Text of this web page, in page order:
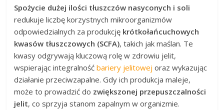
Spożycie dużej ilości tłuszczów nasyconych i soli
redukuje liczbę korzystnych mikroorganizmów
odpowiedzialnych za produkcję krótkołańcuchowych
kwasów tłuszczowych (SCFA), takich jak maślan. Te
kwasy odgrywają kluczową rolę w zdrowiu jelit,
wspierając integralnośćbariery jelitowej oraz wykazując
działanie przeciwzapalne. Gdy ich produkcja maleje,
może to prowadzić do zwiększonej przepuszczalności
jelit, co sprzyja stanom zapalnym w organizmie.